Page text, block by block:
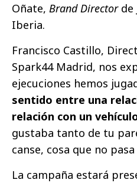
Oñate, Brand Directorde
Iberia.
Francisco Castillo,
Spark44 Madrid, nos
ejecuciones hemos
sentido entre una
relación con un
gustaba tanto de tu
canse, cosa que no
La campaña estará